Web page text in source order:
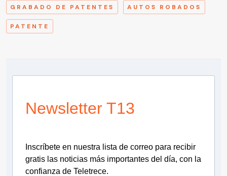
GRABADO DE PATENTES AUTOS ROBADOS
PATENTE
Newsletter T13
Inscríbete en nuestra lista de correo para recibir
gratis las noticias más importantes del día, con la
confianza de Teletrece.